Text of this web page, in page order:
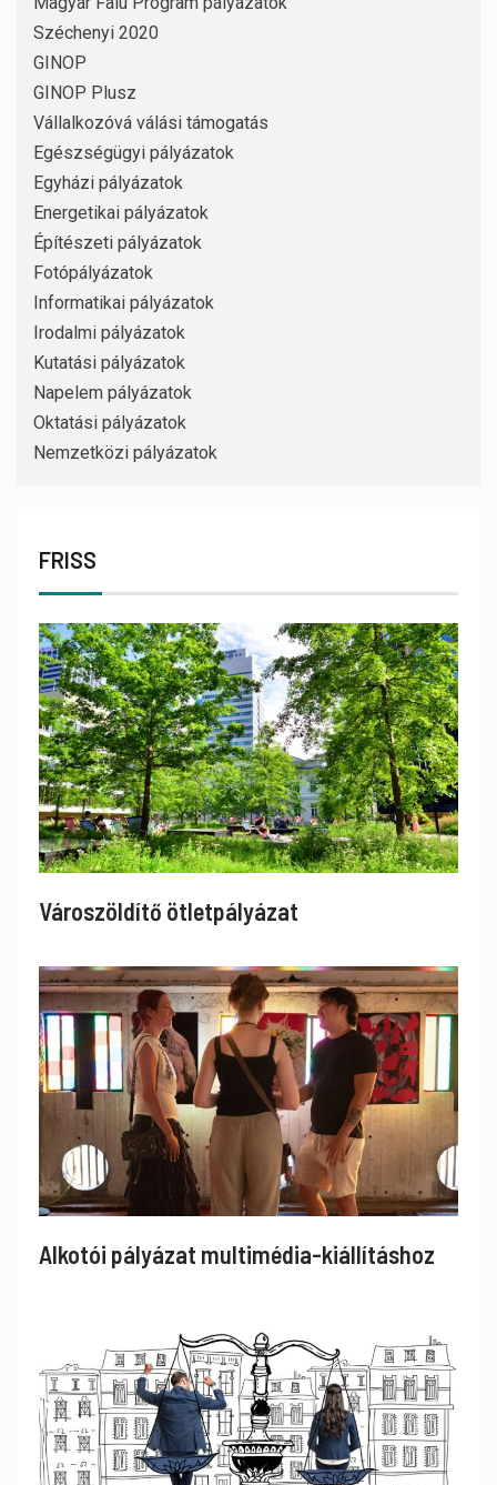
Széchenyi 2020
GINOP
GINOP Plusz
Vállalkozóvá válási támogatás
Egészségügyi pályázatok
Egyházi pályázatok
Energetikai pályázatok
Építészeti pályázatok
Fotópályázatok
Informatikai pályázatok
Irodalmi pályázatok
Kutatási pályázatok
Napelem pályázatok
Oktatási pályázatok
Nemzetközi pályázatok
FRISS
Városzöldítő ötletpályázat
Alkotói pályázat multimédia-kiállításhoz